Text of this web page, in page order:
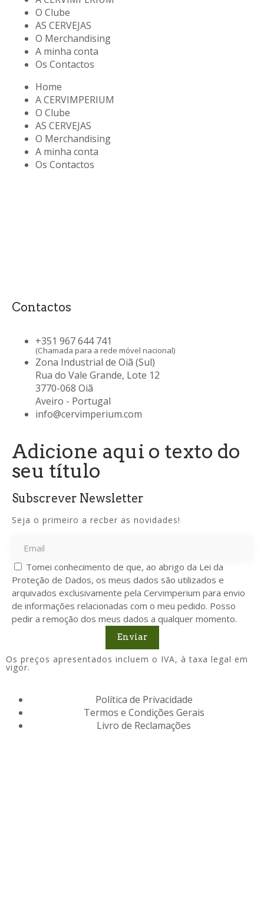
O Clube
AS CERVEJAS
O Merchandising
A minha conta
Os Contactos
Home
A CERVIMPERIUM
O Clube
AS CERVEJAS
O Merchandising
A minha conta
Os Contactos
Contactos
+351 967 644 741
(Chamada para a rede móvel nacional)
Zona Industrial de Oiã (Sul)
Rua do Vale Grande, Lote 12
3770-068 Oiã
Aveiro - Portugal
info@cervimperium.com
Adicione aqui o texto do
seu título
Subscrever Newsletter
Seja o primeiro a recber as novidades!
Tomei conhecimento de que, ao abrigo da Lei da
Proteção de Dados, os meus dados são utilizados e
arquivados exclusivamente pela Cervimperium para envio
de informações relacionadas com o meu pedido. Posso
pedir a remoção dos meus dados a qualquer momento.
Enviar
Os preços apresentados incluem o IVA, à taxa legal em
vigor.
Política de Privacidade
Termos e Condições Gerais
Livro de Reclamações